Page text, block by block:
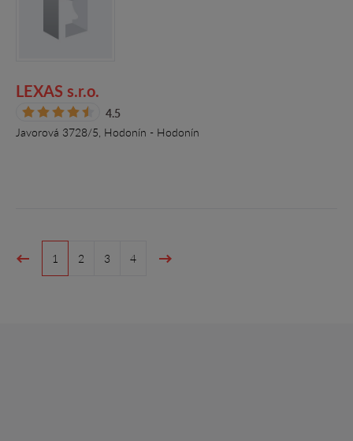
LEXAS s.r.o.
4.5
Javorová 3728/5, Hodonín - Hodonín
1 2 3 4